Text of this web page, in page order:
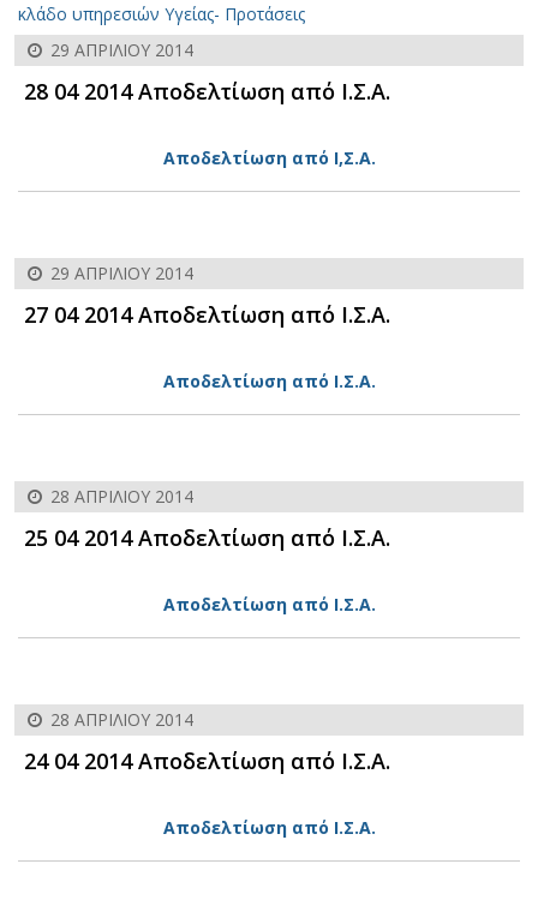
κλάδο υπηρεσιών Υγείας- Προτάσεις
29 ΑΠΡΙΛΊΟΥ 2014
28 04 2014 Αποδελτίωση από Ι.Σ.Α.
Αποδελτίωση από Ι,Σ.Α.
29 ΑΠΡΙΛΊΟΥ 2014
27 04 2014 Αποδελτίωση από Ι.Σ.Α.
Αποδελτίωση από Ι.Σ.Α.
28 ΑΠΡΙΛΊΟΥ 2014
25 04 2014 Αποδελτίωση από Ι.Σ.Α.
Αποδελτίωση από Ι.Σ.Α.
28 ΑΠΡΙΛΊΟΥ 2014
24 04 2014 Αποδελτίωση από Ι.Σ.Α.
Αποδελτίωση από Ι.Σ.Α.